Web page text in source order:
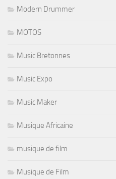
Modern Drummer
MOTOS
Music Bretonnes
Music Expo
Music Maker
Musique Africaine
musique de film
Musique de Film